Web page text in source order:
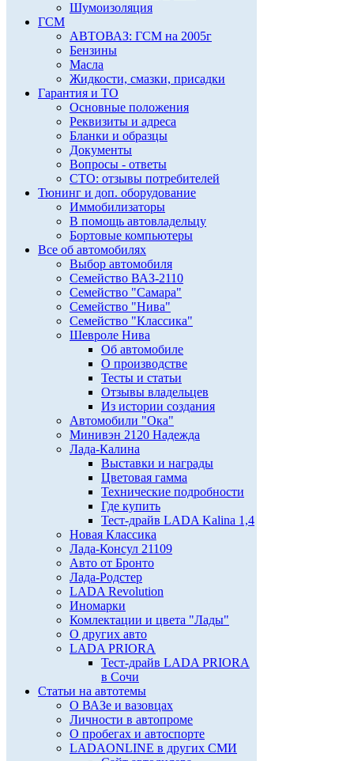
Шумоизоляция
ГСМ
АВТОВАЗ: ГСМ на 2005г
Бензины
Масла
Жидкости, смазки, присадки
Гарантия и ТО
Основные положения
Реквизиты и адреса
Бланки и образцы
Документы
Вопросы - ответы
СТО: отзывы потребителей
Тюнинг и доп. оборудование
Иммобилизаторы
В помощь автовладельцу
Бортовые компьютеры
Все об автомобилях
Выбор автомобиля
Семейство ВАЗ-2110
Семейство "Самара"
Семейство "Нива"
Семейство "Классика"
Шевроле Нива
Об автомобиле
О производстве
Тесты и статьи
Отзывы владельцев
Из истории создания
Автомобили "Ока"
Минивэн 2120 Надежда
Лада-Калина
Выставки и награды
Цветовая гамма
Технические подробности
Где купить
Тест-драйв LADA Kalina 1,4
Новая Классика
Лада-Консул 21109
Авто от Бронто
Лада-Родстер
LADA Revolution
Иномарки
Комлектации и цвета "Лады"
О других авто
LADA PRIORA
Тест-драйв LADA PRIORA
в Сочи
Статьи на автотемы
О ВАЗе и вазовцах
Личности в автопроме
О пробегах и автоспорте
LADAONLINE в других СМИ